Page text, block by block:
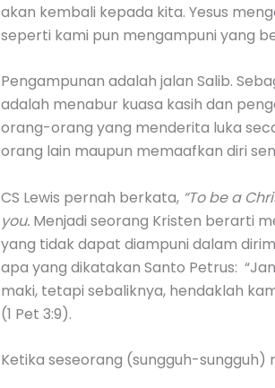
akan kembali kepada kita. Yesus
seperti kami pun mengampuni yang
Pengampunan adalah jalan Salib.
adalah menabur kuasa kasih dan
orang-orang yang menderita luka
orang lain maupun memaafkan diri
CS Lewis pernah berkata, “To be a
you. Menjadi seorang Kristen berarti
yang tidak dapat diampuni dalam
apa yang dikatakan Santo Petrus:
maki, tetapi sebaliknya, hendaklah
(1 Pet 3:9).
Ketika seseorang (sungguh-